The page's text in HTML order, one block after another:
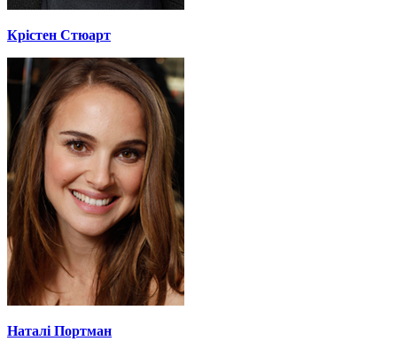
Крістен Стюарт
Наталі Портман